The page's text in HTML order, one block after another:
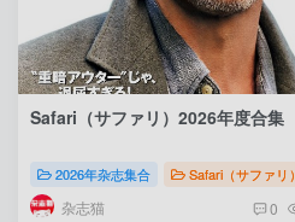
Safari（サファリ）2026年度合集
2026年杂志集合 Safari（サファリ）
杂志猫 0